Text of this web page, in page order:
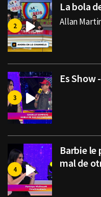
La bola
Allan
Es Show
Barbie le
mal de